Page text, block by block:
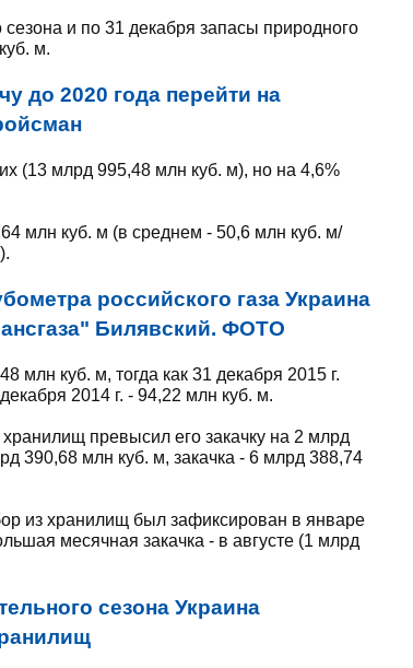
и по 31 декабря запасы природного
м.
до 2020 года перейти на
(13 млрд 995,48 млн куб. м), но на 4,6%
млн куб. м (в среднем - 50,6 млн куб. м/
российского газа Украина
Билявский. ФОТО
млн куб. м, тогда как 31 декабря 2015 г.
2014 г. - 94,22 млн куб. м.
превысил его закачку на 2 млрд
390,68 млн куб. м, закачка - 6 млрд 388,74
из хранилищ был зафиксирован в январе
месячная закачка - в августе (1 млрд
сезона Украина